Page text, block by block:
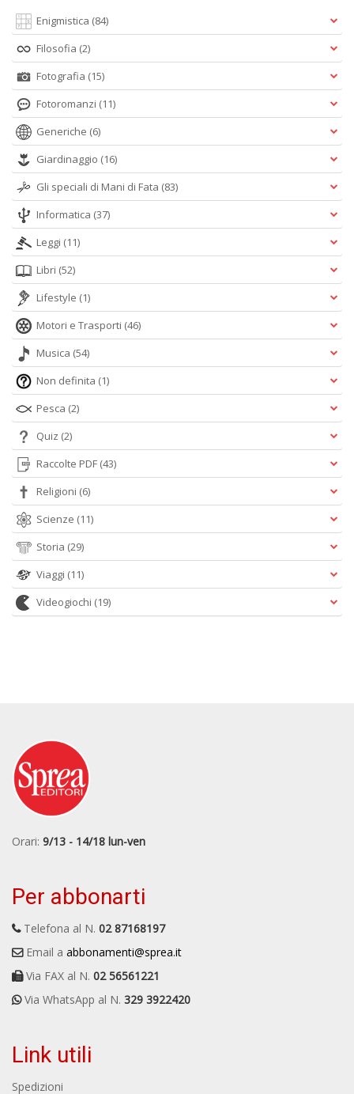
Enigmistica (84)
Filosofia (2)
Fotografia (15)
Fotoromanzi (11)
Generiche (6)
Giardinaggio (16)
Gli speciali di Mani di Fata (83)
Informatica (37)
Leggi (11)
Libri (52)
Lifestyle (1)
Motori e Trasporti (46)
Musica (54)
Non definita (1)
Pesca (2)
Quiz (2)
Raccolte PDF (43)
Religioni (6)
Scienze (11)
Storia (29)
Viaggi (11)
Videogiochi (19)
Orari: 9/13 - 14/18 lun-ven
Per abbonarti
Telefona al N. 02 87168197
Email a abbonamenti@sprea.it
Via FAX al N. 02 56561221
Via WhatsApp al N. 329 3922420
Link utili
Spedizioni